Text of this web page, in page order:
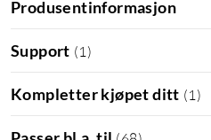
Produsentinformasjon
Support (1 )
Kompletter kjøpet ditt (1 )